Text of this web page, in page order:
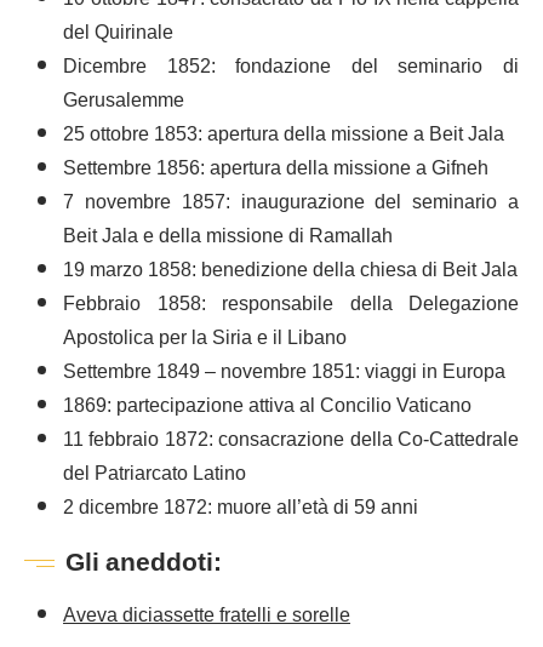
del Quirinale
Dicembre 1852: fondazione del seminario di
Gerusalemme
25 ottobre 1853: apertura della missione a Beit Jala
Settembre 1856: apertura della missione a Gifneh
7 novembre 1857: inaugurazione del seminario a
Beit Jala e della missione di Ramallah
19 marzo 1858: benedizione della chiesa di Beit Jala
Febbraio 1858: responsabile della Delegazione
Apostolica per la Siria e il Libano
Settembre 1849 – novembre 1851: viaggi in Europa
1869: partecipazione attiva al Concilio Vaticano
11 febbraio 1872: consacrazione della Co-Cattedrale
del Patriarcato Latino
2 dicembre 1872: muore all’età di 59 anni
Gli aneddoti:
Aveva diciassette fratelli e sorelle